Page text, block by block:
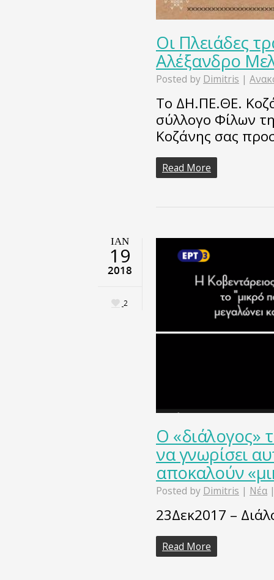
Οι Πλειάδες
Αλέξανδρο
Posted by Dimitris |
Το ΔΗ.ΠΕ.ΘΕ.
σύλλογο Φίλων
Κοζάνης σας
Read More
ΙΑΝ
19
2018
2
Ο «διάλογος»
να γνωρίσει
αποκαλούν
Posted by Dimitris | Νέα
23Δεκ2017 –
Read More